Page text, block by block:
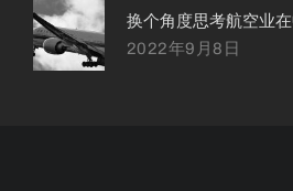
换个角度思考航空业
2022年9月8日